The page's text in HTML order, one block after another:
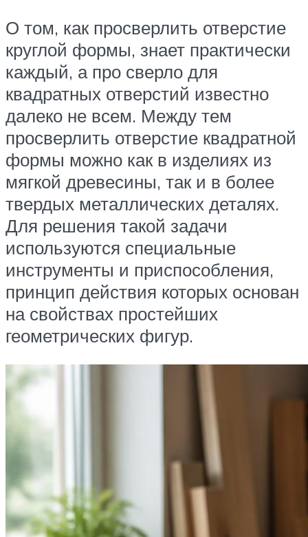
О том, как просверлить отверстие
круглой формы, знает практически
каждый, а про сверло для
квадратных отверстий известно
далеко не всем. Между тем
просверлить отверстие квадратной
формы можно как в изделиях из
мягкой древесины, так и в более
твердых металлических деталях.
Для решения такой задачи
используются специальные
инструменты и приспособления,
принцип действия которых основан
на свойствах простейших
геометрических фигур.